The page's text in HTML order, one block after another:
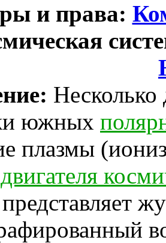
и права:
Несколько
южных
плазмы
двигателя
представляет